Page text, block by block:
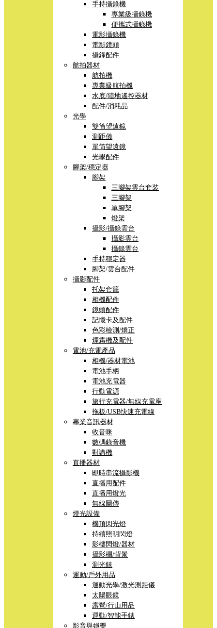
手持攝錄機
專業級攝錄機
便攜式攝錄機
電影攝錄機
電影鏡頭
攝錄配件
航拍器材
航拍機
專業級航拍機
水底/陸地遙控器材
配件/消耗品
光學
雙筒望遠鏡
測距儀
單筒望遠鏡
光學配件
腳架/穩定器
腳架
三腳架雲台套裝
三腳架
單腳架
燈架
攝影/攝錄雲台
攝影雲台
攝錄雲台
手持穩定器
腳架/雲台配件
攝影配件
托架套籠
相機配件
鏡頭配件
記憶卡及配件
色彩檢測/矯正
煙霧機及配件
電池/充電產品
相機/器材電池
電池手柄
電池充電器
行動電源
旅行充電器/無線充電座
拖板/USB快速充電線
專業音訊器材
收音咪
數碼錄音機
對講機
直播器材
即時串流攝影機
直播用配件
直播用燈光
無線圖傳
燈光設備
機頂閃光燈
持續照明閃燈
影樓閃燈/器材
攝影棚/背景
測光錶
運動/戶外用品
運動光學/激光測距儀
太陽眼鏡
露營/行山用品
運動/智能手錶
影音與娛樂